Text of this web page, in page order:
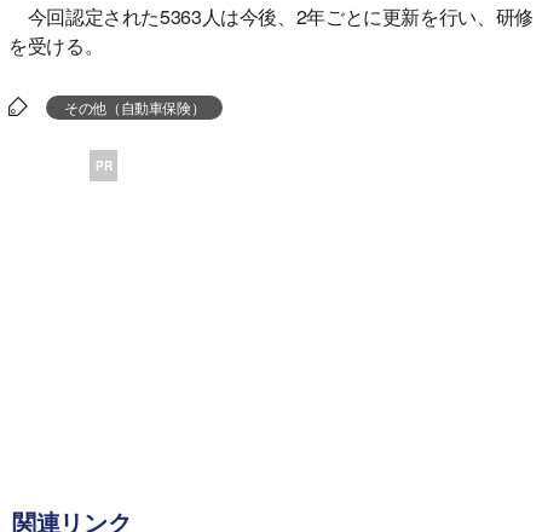
今回認定された5363人は今後、2年ごとに更新を行い、研修
を受ける。
その他（自動車保険）
PR
関連リンク